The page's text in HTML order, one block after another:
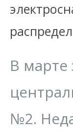
В марте
№2.